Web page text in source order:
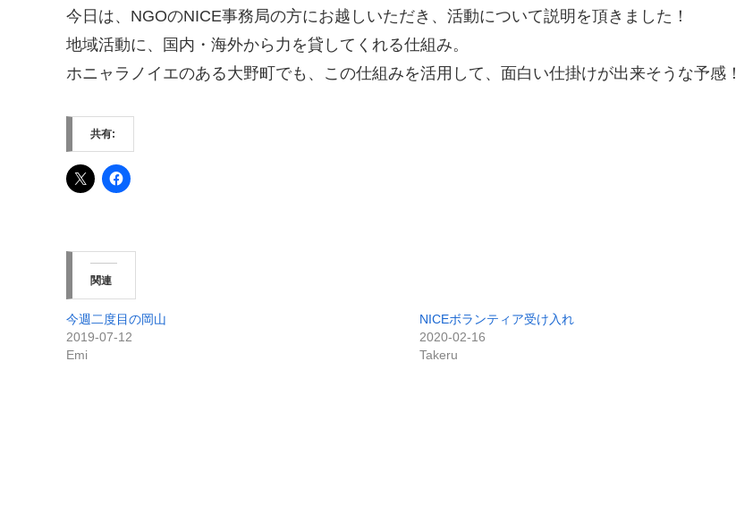
今日は、NGOのNICE事務局の方にお越しいただき、活動について説明を頂きました！
地域活動に、国内・海外から力を貸してくれる仕組み。
ホニャラノイエのある大野町でも、この仕組みを活用して、面白い仕掛けが出来そうな予感！
共有:
関連
今週二度目の岡山
2019-07-12
Emi
NICEボランティア受け入れ
2020-02-16
Takeru